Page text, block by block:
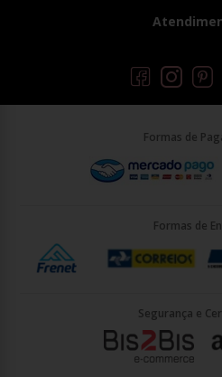
Formas de
Formas de
Segurança e